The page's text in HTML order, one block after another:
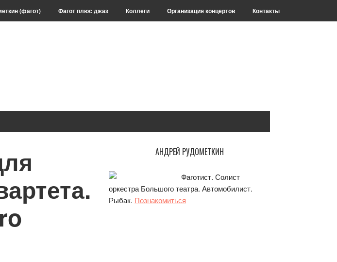
(фагот) Фагот плюс джаз Коллеги Организация концертов Контакты
Основной
сайдбар
АНДРЕЙ РУДОМЕТКИН
Фаготист. Солист
оркестра Большого театра. Автомобилист.
Рыбак. Познакомиться